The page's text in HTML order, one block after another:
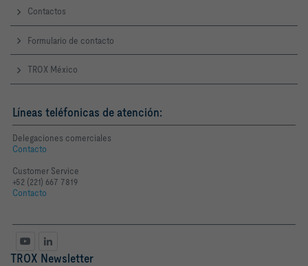
Contactos
Formulario de contacto
TROX México
Líneas teléfonicas de atención:
Delegaciones comerciales
Contacto
Customer Service
+52 (221) 667 7819
Contacto
TROX Newsletter